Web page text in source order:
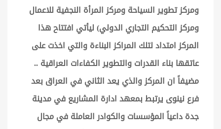
ومركز تطوير السياحة ومركز المرأة النجفية للاعمال
ومركز التحكيم التجاري الدولي) ليأتي افتتاح هذا
المركز امتداد لتلك المراكز البناءة والتي اخذت على
عاتقها بناء القدرات والتطوير الكفاءات العراقية ..
مضيفاً ان المركز والذي يعد الثاني في العراق بعد
فرع نينوى يرتبط بمعهد ادارة المشاريع في مدينة
جدة داعياً المؤسسات والكوادر العاملة في مجال